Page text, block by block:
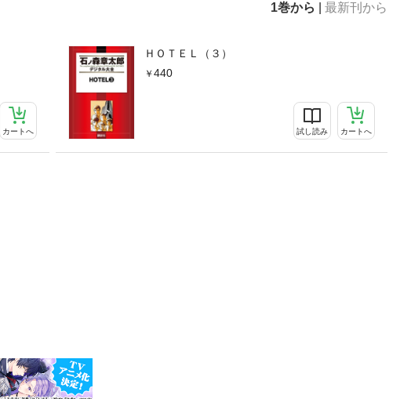
1巻から 最新刊から
カートへ
ＨＯＴＥＬ（３）
440
試し読み カートへ